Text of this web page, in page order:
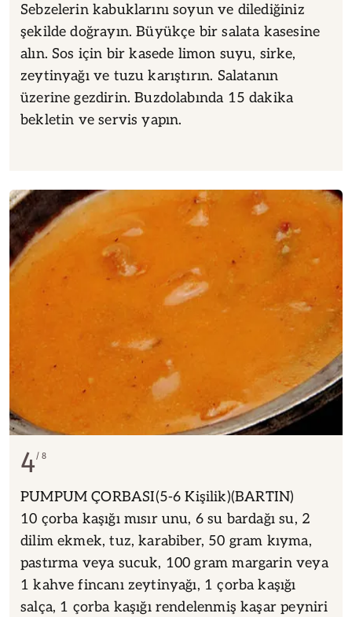
Sebzelerin kabuklarını soyun ve dilediğiniz
şekilde doğrayın. Büyükçe bir salata kasesine
alın. Sos için bir kasede limon suyu, sirke,
zeytinyağı ve tuzu karıştırın. Salatanın
üzerine gezdirin. Buzdolabında 15 dakika
bekletin ve servis yapın.
4 8
PUMPUM ÇORBASI(5-6 Kişilik)(BARTIN)
10 çorba kaşığı mısır unu, 6 su bardağı su, 2
dilim ekmek, tuz, karabiber, 50 gram kıyma,
pastırma veya sucuk, 100 gram margarin veya
1 kahve fincanı zeytinyağı, 1 çorba kaşığı
salça, 1 çorba kaşığı rendelenmiş kaşar peyniri